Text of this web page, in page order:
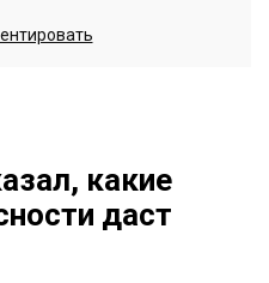
какие
даст